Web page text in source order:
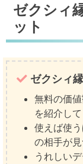
ゼクシィ
ット
ゼクシィ
無料の価
を紹介し
使えば使
の相手が
うれしい